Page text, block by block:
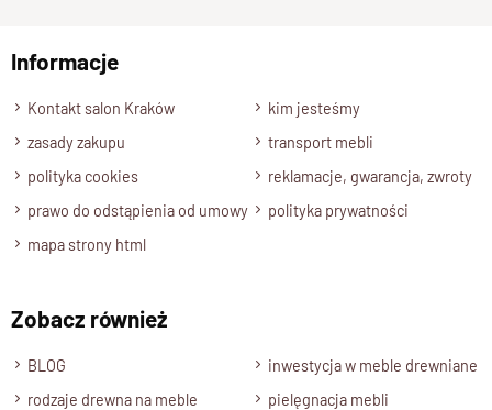
wnętrz miejskich i skandynawskich
Stabilna,
Charakterystyczne,
smukłe nogi i cienkie elementy
elemencie
Wykończenie: półmat, wydobywające głębię koloru i
struktury drewna
CITY
to łóżko, które subtelnie podkreśli styl Twojego wnętrza,
nie dominując go.
Wyślij opinię
Informacje
Kontakt salon Kraków
kim jesteśmy
zasady zakupu
transport mebli
polityka cookies
reklamacje, gwarancja, zwroty
prawo do odstąpienia od umowy
polityka prywatności
mapa strony html
Zobacz również
BLOG
inwestycja w meble drewniane
rodzaje drewna na meble
pielęgnacja mebli